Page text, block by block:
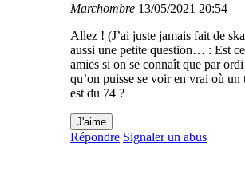
Marchombre 13/05/2021 20:54
Allez ! (J’ai juste jamais fait de
aussi une petite question… : Est
amies si on se connaît que par
qu’on puisse se voir en vrai où
est du 74 ?
J'aime
Répondre Signaler un abus